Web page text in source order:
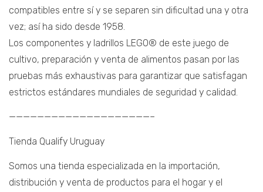
compatibles entre sí y se separen sin dificultad una y otra
vez; así ha sido desde 1958.
Los componentes y ladrillos LEGO® de este juego de
cultivo, preparación y venta de alimentos pasan por las
pruebas más exhaustivas para garantizar que satisfagan
estrictos estándares mundiales de seguridad y calidad.
————————————————————–
Tienda Qualify Uruguay
Somos una tienda especializada en la importación,
distribución y venta de productos para el hogar y el